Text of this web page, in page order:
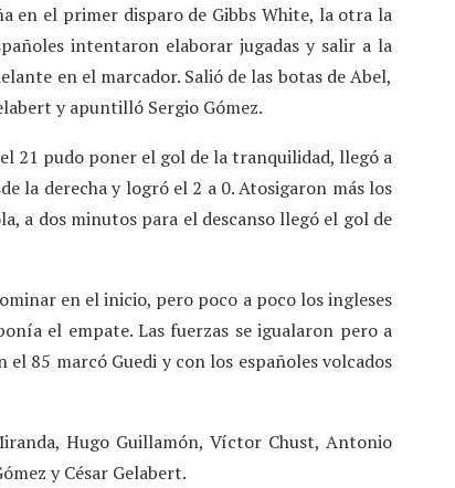
en el primer disparo de Gibbs White, la otra la
intentaron elaborar jugadas y salir a la
en el marcador. Salió de las botas de Abel,
y apuntilló Sergio Gómez.
21 pudo poner el gol de la tranquilidad, llegó a
la derecha y logró el 2 a 0. Atosigaron más los
a dos minutos para el descanso llegó el gol de
en el inicio, pero poco a poco los ingleses
el empate. Las fuerzas se igualaron pero a
85 marcó Guedi y con los españoles volcados
Hugo Guillamón, Víctor Chust, Antonio
y César Gelabert.